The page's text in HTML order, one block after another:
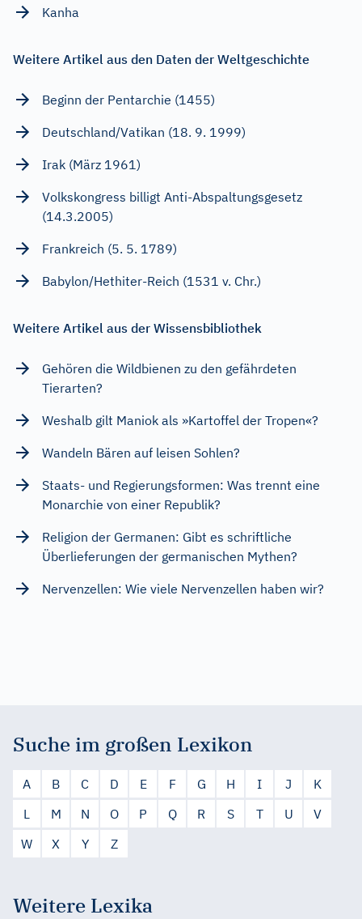
Kanha
Weitere Artikel aus den Daten der Weltgeschichte
Beginn der Pentarchie (1455)
Deutschland/Vatikan (18. 9. 1999)
Irak (März 1961)
Volkskongress billigt Anti-Abspaltungsgesetz
(14.3.2005)
Frankreich (5. 5. 1789)
Babylon/Hethiter-Reich (1531 v. Chr.)
Weitere Artikel aus der Wissensbibliothek
Gehören die Wildbienen zu den gefährdeten
Tierarten?
Weshalb gilt Maniok als »Kartoffel der Tropen«?
Wandeln Bären auf leisen Sohlen?
Staats- und Regierungsformen: Was trennt eine
Monarchie von einer Republik?
Religion der Germanen: Gibt es schriftliche
Überlieferungen der germanischen Mythen?
Nervenzellen: Wie viele Nervenzellen haben wir?
Suche im großen Lexikon
A B C D E F G H I J
K
L
M N O P Q R S T U
V
W
X Y Z
Weitere Lexika